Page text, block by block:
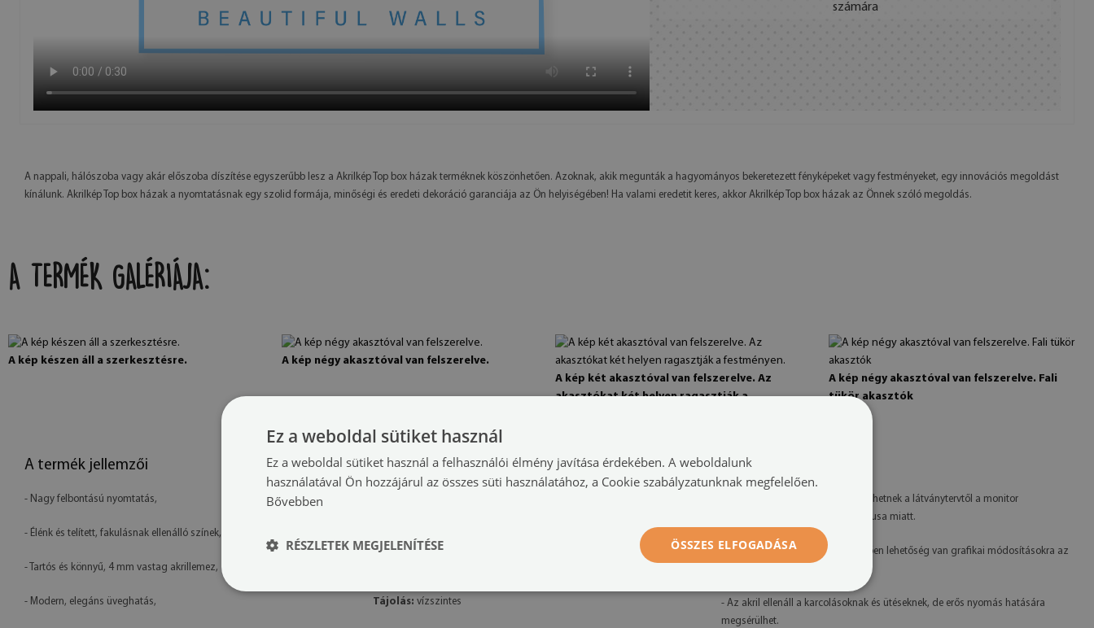
számára
A nappali, hálószoba vagy akár előszoba díszítése egyszerűbb lesz a Akrilkép Top box házak terméknek köszönhetően. Azoknak, akik megunták a hagyományos bekeretezett fényképeket vagy festményeket, egy innovációs megoldást
kínálunk. Akrilkép Top box házak a nyomtatásnak egy szolid formája, minőségi és eredeti dekoráció garanciája az Ön helyiségében! Ha valami eredetit keres, akkor Akrilkép Top box házak az Önnek szóló megoldás.
A TERMÉK GALÉRIÁJA:
A kép készen áll a szerkesztésre.
A kép négy akasztóval van felszerelve.
A kép két akasztóval van felszerelve. Az
akasztókat két helyen ragasztják a
A kép négy akasztóval van felszerelve. Fali
tükör akasztók
A termék jellemzői
- Nagy felbontású nyomtatás,
- Élénk és telített, fakulásnak ellenálló színek,
- Tartós és könnyű, 4 mm vastag akrillemez,
- Modern, elegáns üveghatás,
Műszaki adatok
Tájolás: vízszintes
További információk:
- A kész termék színei enyhén eltérhetnek a látványtervtől a monitor
kalibrációja és a használt tinta típusa miatt.
- Saját gyártásunknak köszönhetően lehetőség van grafikai módosításokra az
- Az akril ellenáll a karcolásoknak és ütéseknek, de erős nyomás hatására
megsérülhet.
Ez a weboldal sütiket használ
Ez a weboldal sütiket használ a felhasználói élmény javítása érdekében. A weboldalunk
használatával Ön hozzájárul az összes süti használatához, a Cookie szabályzatunknak megfelelően.
Bővebben
ÖSSZES ELFOGADÁSA
RÉSZLETEK MEGJELENÍTÉSE